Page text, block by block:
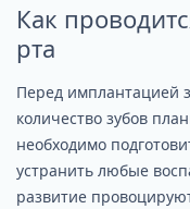
Как
рта
Перед имплантацией
количество зубов
необходимо
устранить любые
развитие